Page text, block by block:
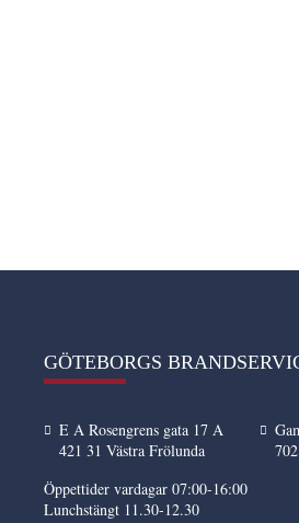
GÖTEBORGS
E A Rosengrens gata 17 A
421 31 Västra Frölunda
Öppettider vardagar 07:00-16:00
Lunchstängt 11.30-12.30